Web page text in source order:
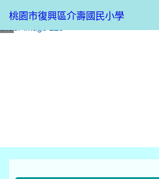
桃園市復興區介壽國民小學